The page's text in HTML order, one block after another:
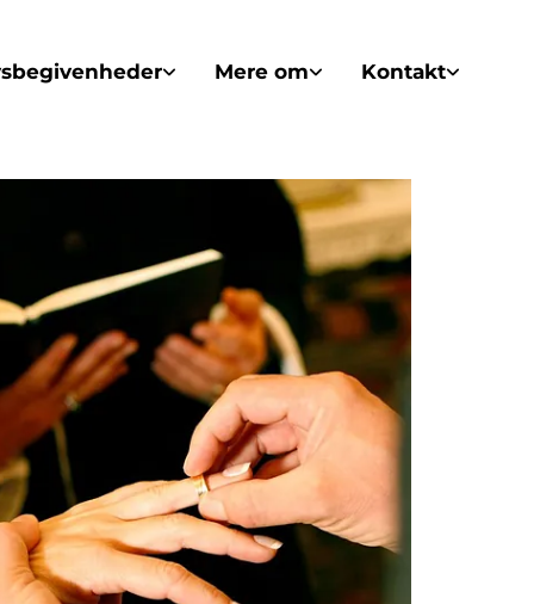
Mere om Kontakt